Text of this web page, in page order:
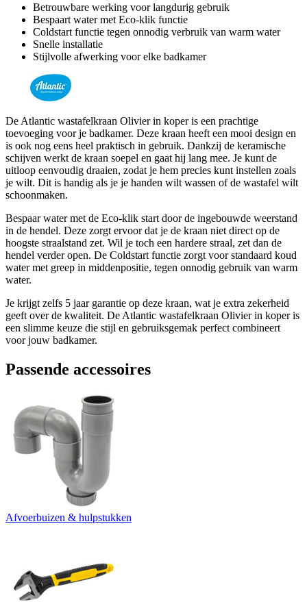
Betrouwbare werking voor langdurig gebruik
Bespaart water met Eco-klik functie
Coldstart functie tegen onnodig verbruik van warm water
Snelle installatie
Stijlvolle afwerking voor elke badkamer
De Atlantic wastafelkraan Olivier in koper is een prachtige
toevoeging voor je badkamer. Deze kraan heeft een mooi design en
is ook nog eens heel praktisch in gebruik. Dankzij de keramische
schijven werkt de kraan soepel en gaat hij lang mee. Je kunt de
uitloop eenvoudig draaien, zodat je hem precies kunt instellen zoals
je wilt. Dit is handig als je je handen wilt wassen of de wastafel wilt
schoonmaken.
Bespaar water met de Eco-klik start door de ingebouwde weerstand
in de hendel. Deze zorgt ervoor dat je de kraan niet direct op de
hoogste straalstand zet. Wil je toch een hardere straal, zet dan de
hendel verder open. De Coldstart functie zorgt voor standaard koud
water met greep in middenpositie, tegen onnodig gebruik van warm
water.
Je krijgt zelfs 5 jaar garantie op deze kraan, wat je extra zekerheid
geeft over de kwaliteit. De Atlantic wastafelkraan Olivier in koper is
een slimme keuze die stijl en gebruiksgemak perfect combineert
voor jouw badkamer.
Passende accessoires
Afvoerbuizen & hulpstukken